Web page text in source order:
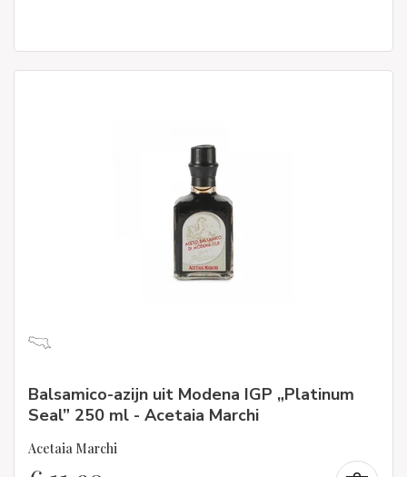
Balsamico-azijn uit Modena IGP „Platinum
Seal” 250 ml - Acetaia Marchi
Acetaia Marchi